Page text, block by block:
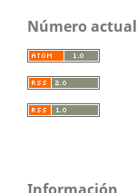
Número actual